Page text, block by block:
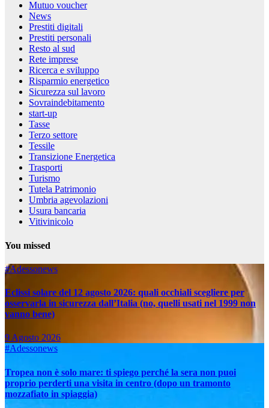
Mutuo voucher
News
Prestiti digitali
Prestiti personali
Resto al sud
Rete imprese
Ricerca e sviluppo
Risparmio energetico
Sicurezza sul lavoro
Sovraindebitamento
start-up
Tasse
Terzo settore
Tessile
Transizione Energetica
Trasporti
Turismo
Tutela Patrimonio
Umbria agevolazioni
Usura bancaria
Vitivinicolo
You missed
#Adessonews
Eclissi solare del 12 agosto 2026: quali occhiali scegliere per
osservarla in sicurezza dall’Italia (no, quelli usati nel 1999 non
vanno bene)
9 Agosto 2026
#Adessonews
Tropea non è solo mare: ti spiego perché la sera non puoi
proprio perderti una visita in centro (dopo un tramonto
mozzafiato in spiaggia)